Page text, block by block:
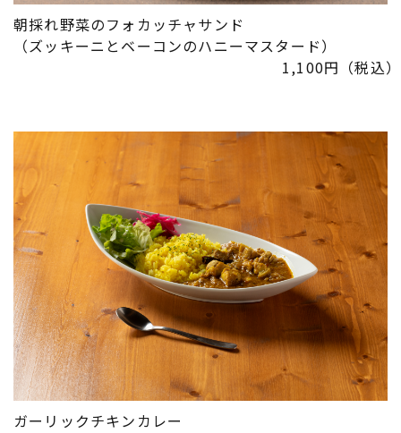
朝採れ野菜のフォカッチャサンド
（ズッキーニとベーコンのハニーマスタード）
1,100円（税込）
ガーリックチキンカレー